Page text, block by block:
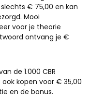
€ 75,00 en kan
Mooi
voor je theorie
ontvang je €
de 1.000 CBR
kopen voor € 35,00
en de bonus.